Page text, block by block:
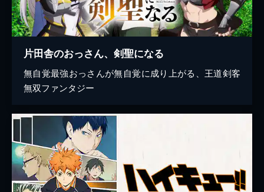
片田舎のおっさん、剣聖になる
無自覚最強おっさんが無自覚に成り上がる、王道剣客
無双ファンタジー